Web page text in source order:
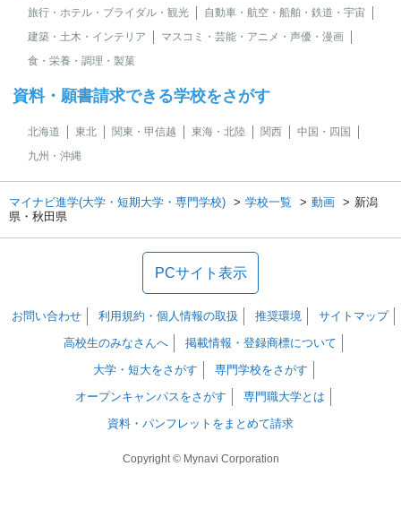
旅行・ホテル・ブライダル・観光
自動車・航空・船舶・鉄道・宇宙
建築・土木・インテリア
マスコミ・芸能・アニメ・声優・漫画
食・栄養・調理・製菓
資料・願書請求できる学校をさがす
北海道 東北 関東・甲信越 東海・北陸 関西
中国・四国
九州・沖縄
マイナビ進学(大学・短期大学・専門学校) 学校一覧 動画
新潟
県・秋田県
PCサイト表示
お問い合わせ 利用規約・個人情報の取扱 推奨環境
サイトマップ
高校生のみなさんへ
掲載情報・登録商標について
大学・短大をさがす
専門学校をさがす
オープンキャンパスをさがす
専門職大学とは
資料・パンフレットをまとめて請求
Copyright © Mynavi Corporation